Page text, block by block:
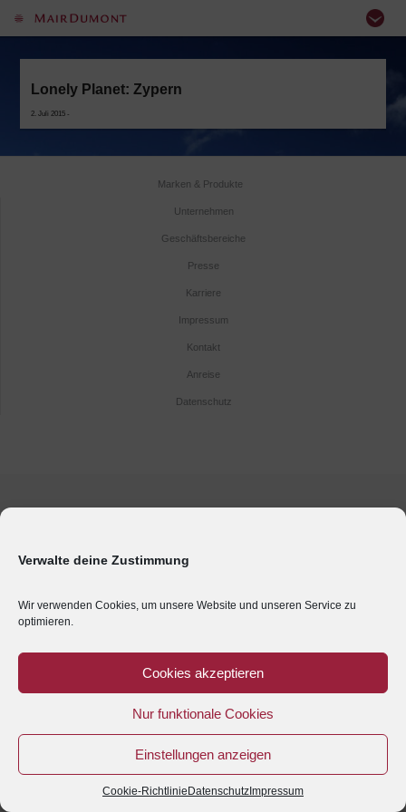
Verwalte deine Zustimmung
Wir verwenden Cookies, um unsere Website und unseren Service zu
optimieren.
Cookies akzeptieren
Nur funktionale Cookies
Einstellungen anzeigen
Cookie-Richtlinie Datenschutz Impressum
Lonely Planet: Zypern
2. Juli 2015 -
Marken & Produkte
Unternehmen
Geschäftsbereiche
Presse
Karriere
Impressum
Kontakt
Anreise
Datenschutz